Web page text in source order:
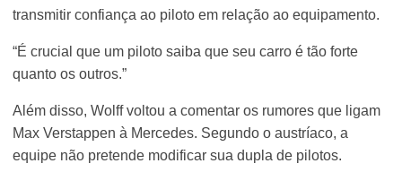
transmitir confiança ao piloto em relação ao equipamento.
“É crucial que um piloto saiba que seu carro é tão forte
quanto os outros.”
Além disso, Wolff voltou a comentar os rumores que ligam
Max Verstappen à Mercedes. Segundo o austríaco, a
equipe não pretende modificar sua dupla de pilotos.